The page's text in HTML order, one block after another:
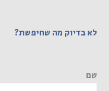
לא בדיוק מה שחיפשת?
שם